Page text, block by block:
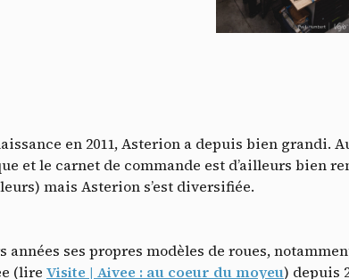
en 2011, Asterion a depuis bien grandi.
et le carnet de commande est d’ailleurs bien
mais Asterion s’est diversifiée.
ses propres modèles de roues,
(lire Visite | Aivee : au coeur du moyeu) depuis